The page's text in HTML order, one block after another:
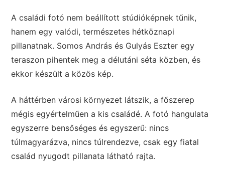
A családi fotó nem beállított stúdióképnek tűnik,
hanem egy valódi, természetes hétköznapi
pillanatnak. Somos András és Gulyás Eszter egy
teraszon pihentek meg a délutáni séta közben, és
ekkor készült a közös kép.
A háttérben városi környezet látszik, a főszerep
mégis egyértelműen a kis családé. A fotó hangulata
egyszerre bensőséges és egyszerű: nincs
túlmagyarázva, nincs túlrendezve, csak egy fiatal
család nyugodt pillanata látható rajta.